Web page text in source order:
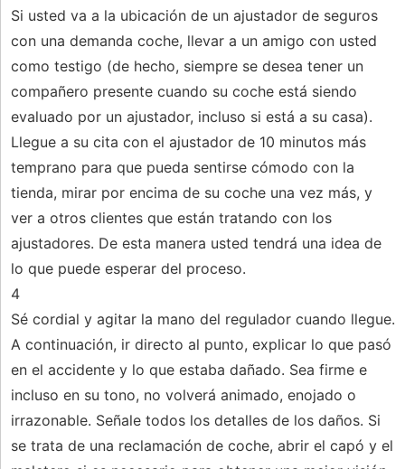
Si usted va a la ubicación de un ajustador de seguros
con una demanda coche, llevar a un amigo con usted
como testigo (de hecho, siempre se desea tener un
compañero presente cuando su coche está siendo
evaluado por un ajustador, incluso si está a su casa).
Llegue a su cita con el ajustador de 10 minutos más
temprano para que pueda sentirse cómodo con la
tienda, mirar por encima de su coche una vez más, y
ver a otros clientes que están tratando con los
ajustadores. De esta manera usted tendrá una idea de
lo que puede esperar del proceso.
4
Sé cordial y agitar la mano del regulador cuando llegue.
A continuación, ir directo al punto, explicar lo que pasó
en el accidente y lo que estaba dañado. Sea firme e
incluso en su tono, no volverá animado, enojado o
irrazonable. Señale todos los detalles de los daños. Si
se trata de una reclamación de coche, abrir el capó y el